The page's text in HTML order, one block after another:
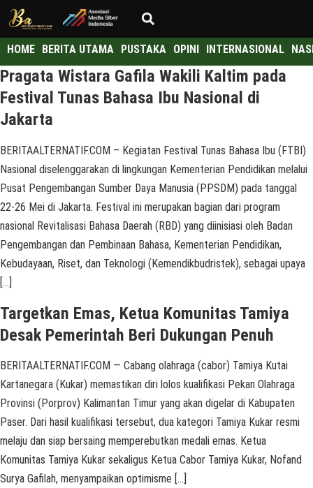
HOME BERITA UTAMA PUSTAKA OPINI INTERNASIONAL
Pragata Wistara Gafila Wakili Kaltim pada
Festival Tunas Bahasa Ibu Nasional di
Jakarta
BERITAALTERNATIF.COM – Kegiatan Festival Tunas Bahasa Ibu (FTBI)
Nasional diselenggarakan di lingkungan Kementerian Pendidikan melalui
Pusat Pengembangan Sumber Daya Manusia (PPSDM) pada tanggal
22-26 Mei di Jakarta. Festival ini merupakan bagian dari program
nasional Revitalisasi Bahasa Daerah (RBD) yang diinisiasi oleh Badan
Pengembangan dan Pembinaan Bahasa, Kementerian Pendidikan,
Kebudayaan, Riset, dan Teknologi (Kemendikbudristek), sebagai upaya
[…]
Targetkan Emas, Ketua Komunitas Tamiya
Desak Pemerintah Beri Dukungan Penuh
BERITAALTERNATIF.COM — Cabang olahraga (cabor) Tamiya Kutai
Kartanegara (Kukar) memastikan diri lolos kualifikasi Pekan Olahraga
Provinsi (Porprov) Kalimantan Timur yang akan digelar di Kabupaten
Paser. Dari hasil kualifikasi tersebut, dua kategori Tamiya Kukar resmi
melaju dan siap bersaing memperebutkan medali emas. Ketua
Komunitas Tamiya Kukar sekaligus Ketua Cabor Tamiya Kukar, Nofand
Surya Gafilah, menyampaikan optimisme […]